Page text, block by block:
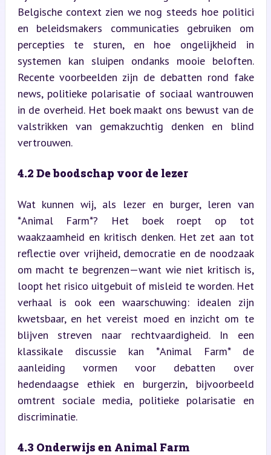
Belgische context zien we nog steeds hoe politici
en beleidsmakers communicaties gebruiken om
percepties te sturen, en hoe ongelijkheid in
systemen kan sluipen ondanks mooie beloften.
Recente voorbeelden zijn de debatten rond fake
news, politieke polarisatie of sociaal wantrouwen
in de overheid. Het boek maakt ons bewust van de
valstrikken van gemakzuchtig denken en blind
vertrouwen.
4.2 De boodschap voor de lezer
Wat kunnen wij, als lezer en burger, leren van
*Animal Farm*? Het boek roept op tot
waakzaamheid en kritisch denken. Het zet aan tot
reflectie over vrijheid, democratie en de noodzaak
om macht te begrenzen—want wie niet kritisch is,
loopt het risico uitgebuit of misleid te worden. Het
verhaal is ook een waarschuwing: idealen zijn
kwetsbaar, en het vereist moed en inzicht om te
blijven streven naar rechtvaardigheid. In een
klassikale discussie kan *Animal Farm* de
aanleiding vormen voor debatten over
hedendaagse ethiek en burgerzin, bijvoorbeeld
omtrent sociale media, politieke polarisatie en
discriminatie.
4.3 Onderwijs en Animal Farm